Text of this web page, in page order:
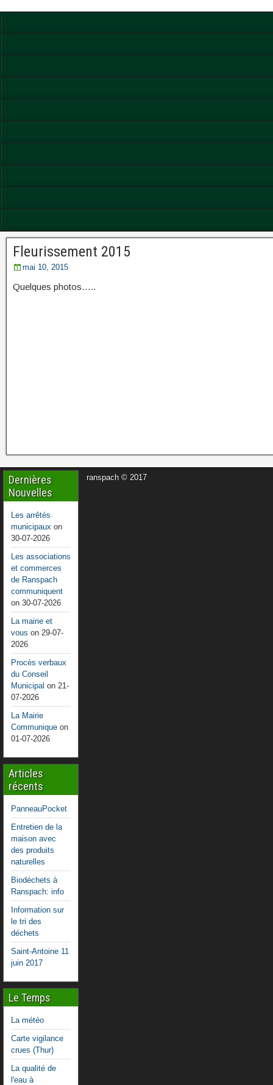
Fleurissement 2015
mai 10, 2015
Quelques photos…..
Dernières
Nouvelles
Les arrêtés
municipaux on
30-07-2026
Les associations
et commerces
de Ranspach
communiquent
on 30-07-2026
La mairie et
vous on 29-07-
2026
Procès verbaux
du Conseil
Municipal on 21-
07-2026
La Mairie
Communique on
01-07-2026
Articles
récents
PanneauPocket
Entretien de la
maison avec
des produits
naturelles
Biodéchets à
Ranspach: info
Information sur
le tri des
déchets
Saint-Antoine 11
juin 2017
Le Temps
La météo
Carte vigilance
crues (Thur)
La qualité de
l'eau à
ranspach © 2017